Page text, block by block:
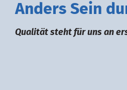
Anders Sein
Qualität steht für uns an